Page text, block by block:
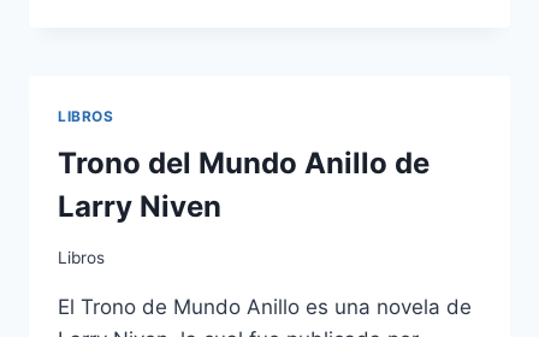
DE
PERROS
LIBROS
Trono del Mundo Anillo de
Larry Niven
Libros
El Trono de Mundo Anillo es una novela de